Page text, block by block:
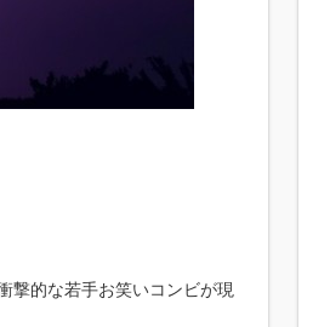
撃的な若手お笑いコンビが現